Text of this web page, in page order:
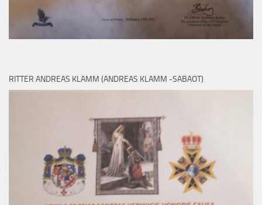
RITTER ANDREAS KLAMM (ANDREAS KLAMM -SABAOT)